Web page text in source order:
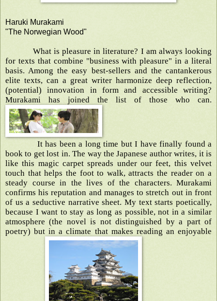
Haruki Murakami
"The Norwegian Wood"
What is pleasure in literature? I am always looking
for texts that combine "business with pleasure" in a literal
basis. Among the easy best-sellers and the cantankerous
elite texts, can a great writer harmonize deep reflection,
(potential) innovation in form and accessible writing?
Murakami has joined the list of those who can.
It has been a long time but I have finally found a
book to get lost in. The way the Japanese author writes, it is
like this magic carpet spreads under our feet, this velvet
touch that helps the foot to walk, attracts the reader on a
steady course in the lives of the characters. Murakami
confirms his reputation and manages to stretch out in front
of us a seductive narrative sheet. My text starts poetically,
because I want to stay as long as possible, not in a similar
atmosphere (the novel is not distinguished by a part of
poetry) but in a climate that makes reading an enjoyable